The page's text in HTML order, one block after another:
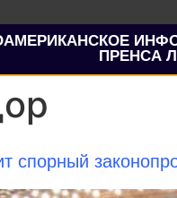
ПРЕНСА
спорный